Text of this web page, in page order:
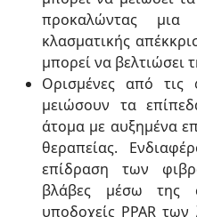
προκαλώντας μια
κλασματικής
μπορεί να βελτιώσει
Ορισμένες από τις
μειώσουν τα
άτομα με αυξημένα
θεραπείας.
επίδραση των
βλάβες μέσω της
υποδοχείς PPAR